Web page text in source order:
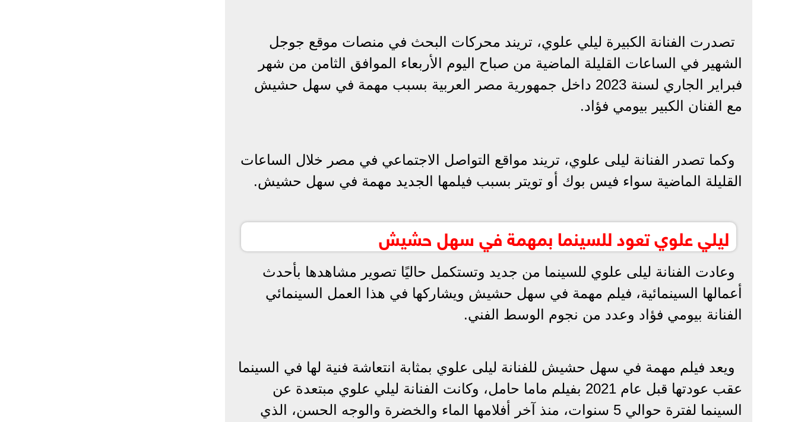
تصدرت الفنانة الكبيرة ليلي علوي، تريند محركات البحث في منصات موقع جوجل
الشهير في الساعات القليلة الماضية من صباح اليوم الأربعاء الموافق الثامن من شهر
فبراير الجاري لسنة 2023 داخل جمهورية مصر العربية بسبب مهمة في سهل حشيش
مع الفنان الكبير بيومي فؤاد.
وكما تصدر الفنانة ليلى علوي، تريند مواقع التواصل الاجتماعي في مصر خلال الساعات
القليلة الماضية سواء فيس بوك أو تويتر بسبب فيلمها الجديد مهمة في سهل حشيش.
ليلي علوي تعود للسينما بمهمة في سهل حشيش
وعادت الفنانة ليلى علوي للسينما من جديد وتستكمل حاليًا تصوير مشاهدها بأحدث
أعمالها السينمائية، فيلم مهمة في سهل حشيش ويشاركها في هذا العمل السينمائي
الفنانة بيومي فؤاد وعدد من نجوم الوسط الفني.
ويعد فيلم مهمة في سهل حشيش للفنانة ليلى علوي بمثابة انتعاشة فنية لها في السينما
عقب عودتها قبل عام 2021 بفيلم ماما حامل، وكانت الفنانة ليلي علوي مبتعدة عن
السينما لفترة حوالي 5 سنوات، منذ آخر أفلامها الماء والخضرة والوجه الحسن، الذي